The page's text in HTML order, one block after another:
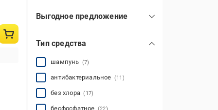
Выгодное предложение
Тип средства
шампунь (7)
антибактериальное (11)
без хлора(17)
бесфосфатное